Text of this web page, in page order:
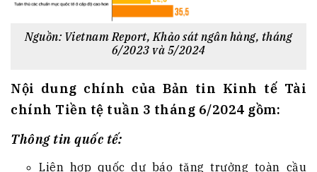
Nguồn: Vietnam Report, Khảo sát ngân hàng, tháng
6/2023 và 5/2024
Nội dung chính của Bản tin Kinh tế Tài
chính Tiền tệ tuần 3 tháng 6/2024 gồm:
Thông tin quốc tế:
Liên hợp quốc dự báo tăng trưởng toàn cầu